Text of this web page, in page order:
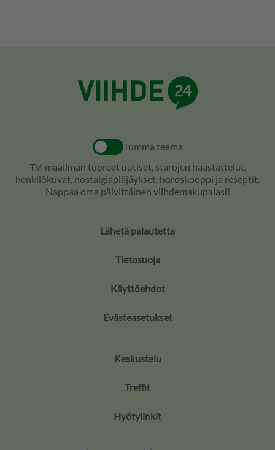
Tumma teema
TV-maailman tuoreet uutiset, starojen haastattelut,
henkilökuvat, nostalgiapläjäykset, horoskooppi ja reseptit.
Nappaa oma päivittäinen viihdemakupalasi!
Lähetä palautetta
Tietosuoja
Käyttöehdot
Evästeasetukset
Keskustelu
Treffit
Hyötylinkit